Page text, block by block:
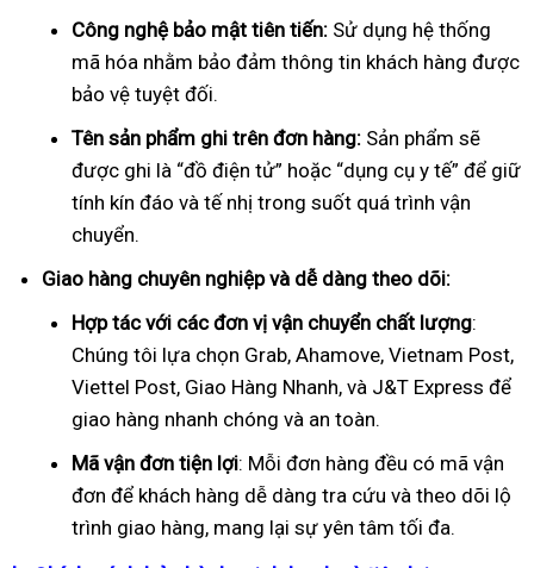
Công nghệ bảo mật tiên tiến: Sử dụng hệ thống
mã hóa nhằm bảo đảm thông tin khách hàng được
bảo vệ tuyệt đối.
Tên sản phẩm ghi trên đơn hàng: Sản phẩm sẽ
được ghi là “đồ điện tử” hoặc “dụng cụ y tế” để giữ
tính kín đáo và tế nhị trong suốt quá trình vận
chuyển.
Giao hàng chuyên nghiệp và dễ dàng theo dõi:
Hợp tác với các đơn vị vận chuyển chất lượng:
Chúng tôi lựa chọn Grab, Ahamove, Vietnam Post,
Viettel Post, Giao Hàng Nhanh, và J&T Express để
giao hàng nhanh chóng và an toàn.
Mã vận đơn tiện lợi: Mỗi đơn hàng đều có mã vận
đơn để khách hàng dễ dàng tra cứu và theo dõi lộ
trình giao hàng, mang lại sự yên tâm tối đa.